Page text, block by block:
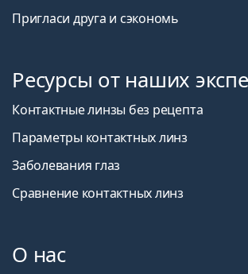
Пригласи друга и сэкономь
Ресурсы от наших
Контактные линзы без рецепта
Параметры контактных линз
Заболевания глаз
Сравнение контактных линз
О нас